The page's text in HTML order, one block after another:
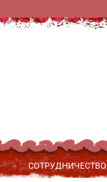
СОТРУДНИЧЕСТВО